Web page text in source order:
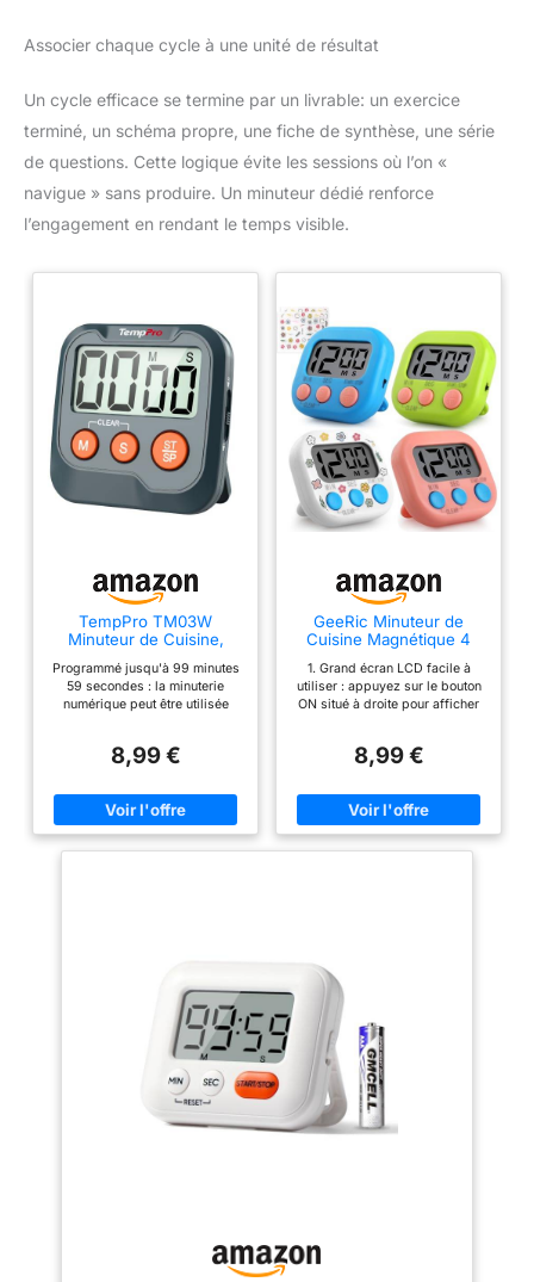
Associer chaque cycle à une unité de résultat
Un cycle efficace se termine par un livrable: un exercice
terminé, un schéma propre, une fiche de synthèse, une série
de questions. Cette logique évite les sessions où l’on «
navigue » sans produire. Un minuteur dédié renforce
l’engagement en rendant le temps visible.
TempPro TM03W
Minuteur de Cuisine,
avec Grand écran LCD
Programmé jusqu'à 99 minutes
59 secondes : la minuterie
numérique peut être utilisée
programmée jusqu'à 99
rend adaptée à une variété
d'utilisations telles que la
cuisine, les grillades, les cours,
facilement la lecture. Alarme
forte avec volume réglable :
niveaux élevés pour être aussi
fort que vous le souhaitez pour
vous assurer que rien n'est
oublié ; En outre, la minuterie de
nourriture apporte la fonction de
2 niveaux de volume qui vous
permet de régler la sonnerie
utiliser le support pliable pour
l'accrocher au mur, ou le placer
8,99 €
GeeRic Minuteur de
Cuisine Magnétique 4
électroniques avec
Alarme sonore pour la
Cuisson, Minuteurs
magnétiques, Grand
écran LCD (Piles Non
1. Grand écran LCD facile à
utiliser : appuyez sur le bouton
ON situé à droite pour afficher
démarrer le compte à rebours.
appuyez sur le bouton MIN pour
régler les minutes (jusqu'à 99
minutes) et sur le bouton SEC
quatre minuteurs mécaniques.
Vous pouvez les utiliser pour
cuisiner, pâtisser, étudier ou
gérer vos tâches quotidiennes.
Vous pouvez également les
partager avec vos proches. 3.
Qualité supérieure : L'emballage
est disponible en quatre
couleurs : bleu, rose, blanc et
vert (avec 2 autocollants
puissante lorsque le temps est
8,99 €